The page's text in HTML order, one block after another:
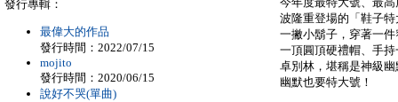
波隆重登場的「鞋子
一撇小鬍子，穿著一
一頂圓頂硬禮帽、手
卓別林，堪稱是神級
幽默也要特大號！
發行專輯：
最偉大的作品
發行時間：2022/07/15
mojito
發行時間：2020/06/15
說好不哭(單曲)